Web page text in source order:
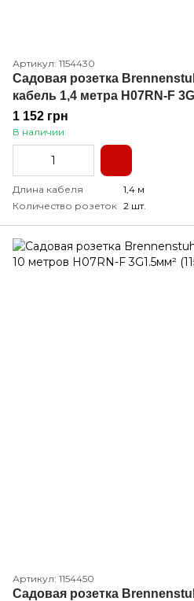
Артикул: 1154430
Садовая розетка
кабель 1,4 метра H07RN-F
1 152 грн
В наличии
Длина кабеля
1,4 м
Количество розеток 2 шт.
Артикул: 1154450
Садовая розетка